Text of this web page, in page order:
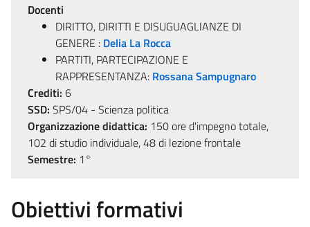
Docenti
DIRITTO, DIRITTI E DISUGUAGLIANZE DI
GENERE : Delia La Rocca
PARTITI, PARTECIPAZIONE E
RAPPRESENTANZA: Rossana Sampugnaro
Crediti: 6
SSD: SPS/04 - Scienza politica
Organizzazione didattica: 150 ore d'impegno totale,
102 di studio individuale, 48 di lezione frontale
Semestre: 1°
Obiettivi formativi